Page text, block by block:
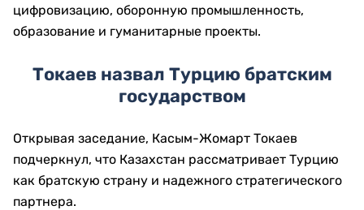
цифровизацию, оборонную промышленность,
образование и гуманитарные проекты.
Токаев назвал Турцию братским
государством
Открывая заседание, Касым-Жомарт Токаев
подчеркнул, что Казахстан рассматривает Турцию
как братскую страну и надежного стратегического
партнера.